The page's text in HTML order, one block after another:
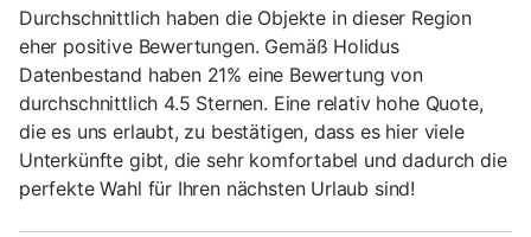
Durchschnittlich haben die Objekte in dieser Region
eher positive Bewertungen. Gemäß Holidus
Datenbestand haben 21% eine Bewertung von
durchschnittlich 4.5 Sternen. Eine relativ hohe Quote,
die es uns erlaubt, zu bestätigen, dass es hier viele
Unterkünfte gibt, die sehr komfortabel und dadurch die
perfekte Wahl für Ihren nächsten Urlaub sind!